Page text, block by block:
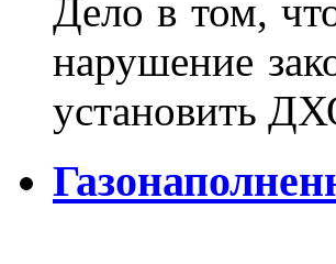
Дело в том,
нарушение
установить